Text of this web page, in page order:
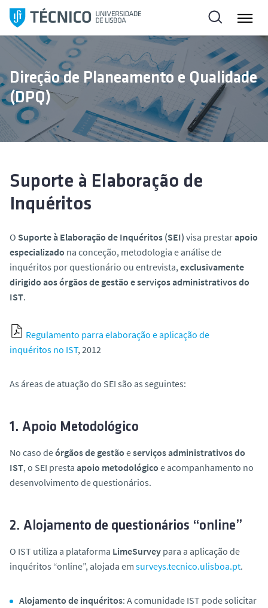
l
r
p
r
a
Direção de Planeamento e Qualidade
(DPQ)
Suporte à Elaboração de
Inquéritos
O Suporte à Elaboração de Inquéritos (SEI) visa prestarapoio
especializado na conceção, metodologia e análise de
inquéritos por questionário ou entrevista, exclusivamente
dirigido aos órgãos de gestão e serviços administrativos do
IST.
Regulamento parra elaboração e aplicação de
inquéritos no IST, 2012
As áreas de atuação do SEI são as seguintes:
1. Apoio Metodológico
No caso deórgãos de gestão eserviços administrativos do
IST, o SEI presta apoio metodológico e acompanhamento no
desenvolvimento de questionários.
2. Alojamento de questionários “online”
O IST utiliza a plataforma LimeSurvey para a aplicação de
inquéritos “online”, alojada em surveys.tecnico.ulisboa.pt.
Alojamento de inquéritos: A comunidade IST pode solicitar